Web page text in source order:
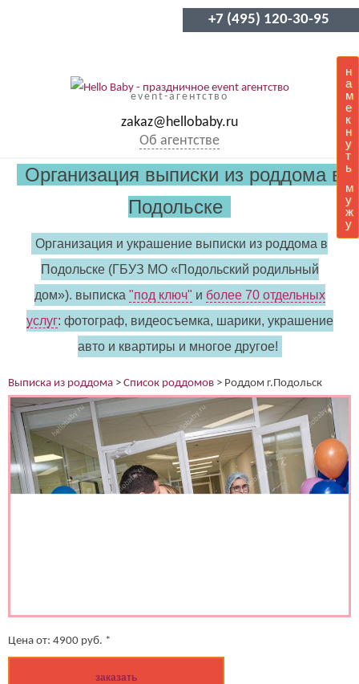
+7 (495) 120-30-95
event-агентство
zakaz@hellobaby.ru
Об агентстве
н
а
м
е
к
н
у
т
ь
м
у
ж
у
(работает только если на устройстве установлен указанный
мессенджер)
Ваше имя:*
Имя мужа:*
Организация выписки из роддома в
Подольске
Организация и украшение выписки из роддома в
Подольске (ГБУЗ МО «Подольский родильный
дом»). выписка "под ключ" и более 70 отдельных
услуг: фотограф, видеосъемка, шарики, украшение
авто и квартиры и многое другое!
Выписка из роддома > Список роддомов > Роддом г.Подольск
Цена от: 4900 руб. *
заказать